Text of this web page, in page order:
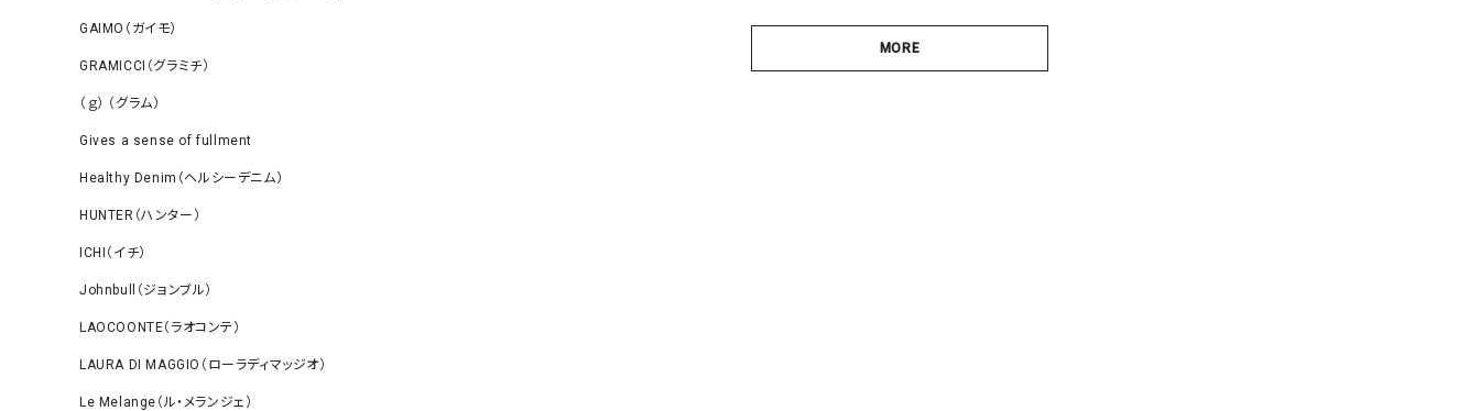
GAIMO（ガイモ）
GRAMICCI（グラミチ）
（ｇ） （グラム）
Gives a sense of fullment
Healthy Denim（ヘルシーデニム）
HUNTER（ハンター）
ICHI（イチ）
Johnbull（ジョンブル）
LAOCOONTE（ラオコンテ）
LAURA DI MAGGIO（ローラディマッジオ）
Le Melange（ル・メランジェ）
MORE